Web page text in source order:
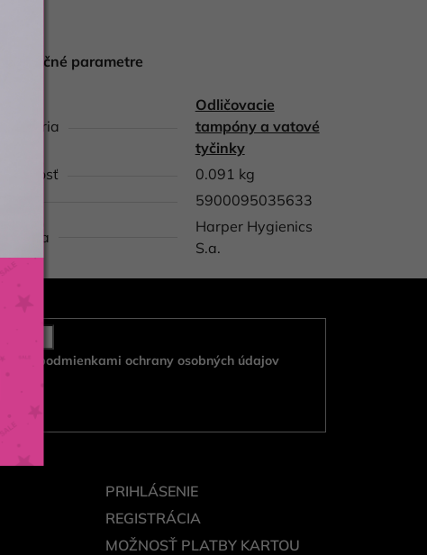
Dodatočné parametre
Kategória
Odličovacie
tampóny a vatové
tyčinky
Hmotnosť
0.091 kg
5900095035633
Výrobca
Harper Hygienics
S.a.
podmienkami ochrany osobných údajov
PRIHLÁSENIE
REGISTRÁCIA
MOŽNOSŤ PLATBY KARTOU